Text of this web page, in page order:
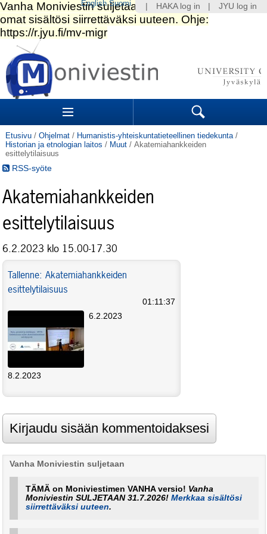
Siirry
sisältöön.
|
Siirry
navigointiin
Sections Search
Etusivu / Ohjelmat / Humanistis-yhteiskuntatieteellinen tiedekunta /
Historian ja etnologian laitos / Muut / Akatemiahankkeiden
esittelytilaisuus
RSS-syöte
Akatemiahankkeiden
esittelytilaisuus
6.2.2023 klo 15.00-17.30
Tallenne: Akatemiahankkeiden
esittelytilaisuus
01:11:37
6.2.2023
8.2.2023
Vanha Moniviestin suljetaan
TÄMÄ on Moniviestimen VANHA versio! Vanha
Moniviestin SULJETAAN 31.7.2026!Merkkaa sisältösi
siirrettäväksi uuteen.
HAKA log in JYU log in
English Suomi